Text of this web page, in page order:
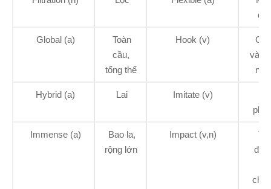
Global (a)
Toàn
cầu,
tổng thể
Hook (v)
vào
Hybrid (a) Lai Imitate (v)
Immense (a)
Bao la,
rộng lớn
Impact (v,n)